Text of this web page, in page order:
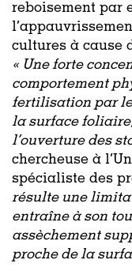
reboisement par
cultures à cause
« Une forte
comportement
fertilisation par le
la surface
l’ouverture des
chercheuse à
spécialiste des
résulte une
entraîne à son
assèchement
proche de la